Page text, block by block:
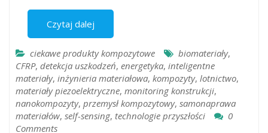
Czytaj dalej
ciekawe produkty kompozytowe biomateriały,
CFRP, detekcja uszkodzeń, energetyka, inteligentne
materiały, inżynieria materiałowa, kompozyty, lotnictwo,
materiały piezoelektryczne, monitoring konstrukcji,
nanokompozyty, przemysł kompozytowy, samonaprawa
materiałów, self-sensing, technologie przyszłości
0
Comments